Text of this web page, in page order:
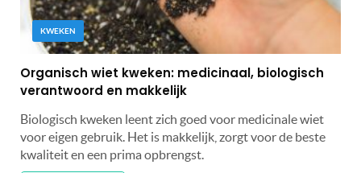
KWEKEN
Organisch wiet kweken: medicinaal, biologisch
verantwoord en makkelijk
Biologisch kweken leent zich goed voor medicinale wiet
voor eigen gebruik. Het is makkelijk, zorgt voor de beste
kwaliteit en een prima opbrengst.